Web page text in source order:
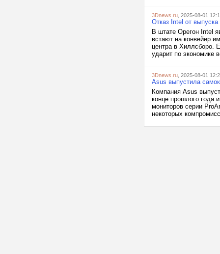
3Dnews.ru , 2025-08-01
Отказ Intel от
В штате Орегон Intel
встают на конвейер
центра в Хиллсборо.
ударит по экономике
3Dnews.ru , 2025-08-01
Asus выпустила
Компания Asus
конце прошлого года
мониторов серии
некоторых